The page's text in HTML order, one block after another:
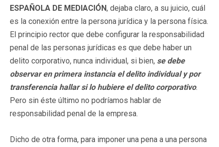
ESPAÑOLA DE MEDIACIÓN, dejaba claro, a su juicio, cuál
es la conexión entre la persona jurídica y la persona física.
El principio rector que debe configurar la responsabilidad
penal de las personas jurídicas es que debe haber un
delito corporativo, nunca individual, si bien, se debe
observar en primera instancia el delito individual y por
transferencia hallar si lo hubiere el delito corporativo.
Pero sin éste último no podríamos hablar de
responsabilidad penal de la empresa.
Dicho de otra forma, para imponer una pena a una persona